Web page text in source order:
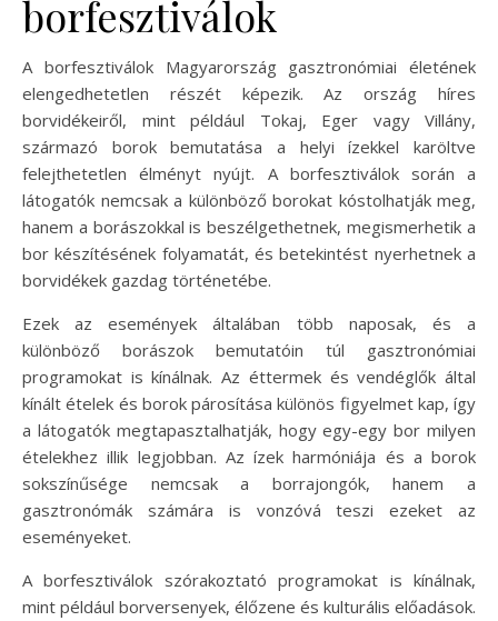
borfesztiválok
A borfesztiválok Magyarország gasztronómiai életének
elengedhetetlen részét képezik. Az ország híres
borvidékeiről, mint például Tokaj, Eger vagy Villány,
származó borok bemutatása a helyi ízekkel karöltve
felejthetetlen élményt nyújt. A borfesztiválok során a
látogatók nemcsak a különböző borokat kóstolhatják meg,
hanem a borászokkal is beszélgethetnek, megismerhetik a
bor készítésének folyamatát, és betekintést nyerhetnek a
borvidékek gazdag történetébe.
Ezek az események általában több naposak, és a
különböző borászok bemutatóin túl gasztronómiai
programokat is kínálnak. Az éttermek és vendéglők által
kínált ételek és borok párosítása különös figyelmet kap, így
a látogatók megtapasztalhatják, hogy egy-egy bor milyen
ételekhez illik legjobban. Az ízek harmóniája és a borok
sokszínűsége nemcsak a borrajongók, hanem a
gasztronómák számára is vonzóvá teszi ezeket az
eseményeket.
A borfesztiválok szórakoztató programokat is kínálnak,
mint például borversenyek, élőzene és kulturális előadások.